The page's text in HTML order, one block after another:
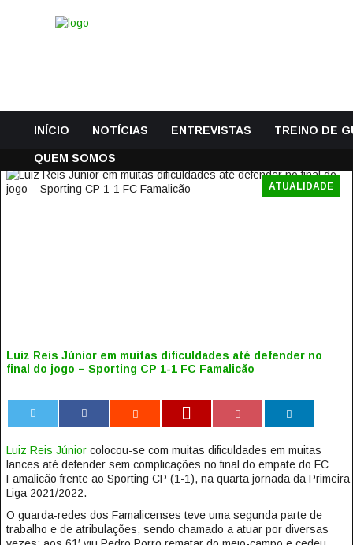
INÍCIO NOTÍCIAS ENTREVISTAS TREINO DE
QUEM SOMOS
ATUALIDADE
Luiz Reis Júnior em muitas dificuldades até defender no
final do jogo – Sporting CP 1-1 FC Famalicão
Luiz Reis Júniorcolocou-se com muitas dificuldades em muitas
lances até defender sem complicações no final do empate do FC
Famalicão frente ao Sporting CP (1-1), na quarta jornada da Primeira
Liga 2021/2022.
O guarda-redes dos Famalicenses teve uma segunda parte de
trabalho e de atribulações, sendo chamado a atuar por diversas